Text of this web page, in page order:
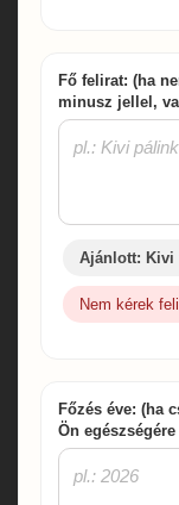
Fő felirat: (ha
minusz jellel,
Ajánlott: Kivi
Nem kérek
Főzés éve: (ha
Ön